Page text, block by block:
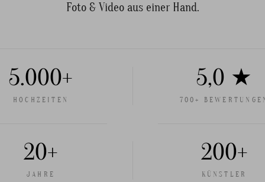
Foto & Video aus einer Hand.
5.000+
HOCHZEITEN
5,0 ★
700+
20+
JAHRE
200+
KÜNSTLER